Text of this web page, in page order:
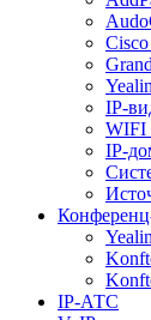
IP-
WIFI
IP-
IP-АТС